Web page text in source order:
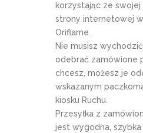
korzystając ze
strony internetowej
Oriflame.
Nie musisz
odebrać zamówione
chcesz, możesz je
wskazanym
kiosku Ruchu.
Przesyłka z
jest wygodna, szybka